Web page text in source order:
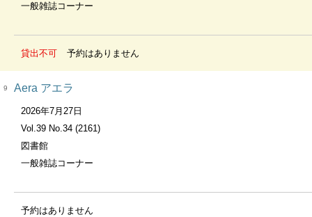
一般雑誌コーナー
貸出不可 予約はありません
9 Aera アエラ
2026年7月27日
Vol.39 No.34 (2161)
図書館
一般雑誌コーナー
予約はありません